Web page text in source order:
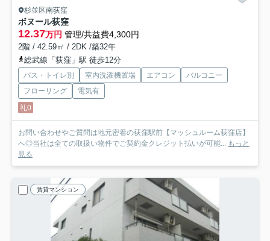
杉並区南荻窪
ボヌール荻窪
12.37万円 管理/共益費4,300円
2階 / 42.59㎡ / 2DK /築32年
総武線「荻窪」駅 徒歩12分
バス・トイレ別 室内洗濯機置場 エアコン
バルコニー
フローリング
電気有
礼0
お問い合わせやご質問は地元密着の荻窪駅前【マッシュルーム荻窪店】
へ◎当社は全ての取扱い物件でご契約金クレジット払いが可能...
もっと
見る
賃貸マンション